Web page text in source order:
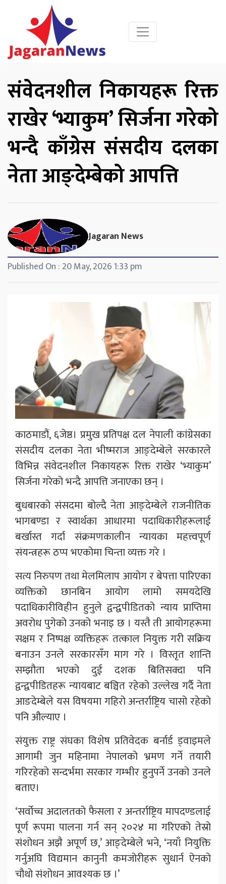
संवेदनशील निकायहरू रिक्त
राखेर ‘भ्याकुम’ सिर्जना गरेको
भन्दै काँग्रेस संसदीय दलका
नेता आङ्देम्बेको आपत्ति
Jagaran News
Published On : 20 May, 2026 1:33 pm
काठमाडौं, ६जेष्ठ। प्रमुख प्रतिपक्ष दल नेपाली कांग्रेसका
संसदीय दलका नेता भीष्मराज आङ्देम्बेले सरकारले
विभिन्न संवेदनशील निकायहरू रिक्त राखेर ‘भ्याकुम’
सिर्जना गरेको भन्दै आपत्ति जनाएका छन् ।
बुधबारको संसदमा बोल्दै नेता आङ्देम्बेले राजनीतिक
भागबण्डा र स्वार्थका आधारमा पदाधिकारीहरूलाई
बर्खास्त गर्दा संक्रमणकालीन न्यायका महत्त्वपूर्ण
संयन्त्रहरू ठप्प भएकोमा चिन्ता व्यक्त गरे ।
सत्य निरुपण तथा मेलमिलाप आयोग र बेपत्ता पारिएका
व्यक्तिको छानबिन आयोग लामो समयदेखि
पदाधिकारीविहीन हुनुले द्वन्द्वपीडितको न्याय प्राप्तिमा
अवरोध पुगेको उनको भनाइ छ । यस्तै ती आयोगहरूमा
सक्षम र निष्पक्ष व्यक्तिहरू तत्काल नियुक्त गरी सक्रिय
बनाउन उनले सरकारसँग माग गरे । विस्तृत शान्ति
सम्झौता भएको दुई दशक बितिसक्दा पनि
द्वन्द्वपीडितहरू न्यायबाट बञ्चित रहेको उल्लेख गर्दै नेता
आङदेम्बेले यस विषयमा गहिरो अन्तर्राष्ट्रिय चासो रहेको
पनि औल्याए ।
संयुक्त राष्ट्र संघका विशेष प्रतिवेदक बर्नार्ड ड्वाइमले
आगामी जुन महिनामा नेपालको भ्रमण गर्ने तयारी
गरिरहेको सन्दर्भमा सरकार गम्भीर हुनुपर्ने उनको उनले
बताए।
‘सर्वोच्च अदालतको फैसला र अन्तर्राष्ट्रिय मापदण्डलाई
पूर्ण रूपमा पालना गर्न सन् २०२४ मा गरिएको तेस्रो
संशोधन अझै अपूर्ण छ,’ आङ्देम्बेले भने, ‘नयाँ नियुक्ति
गर्नुअघि विद्यमान कानुनी कमजोरीहरू सुधार्न ऐनको
चौथो संशोधन आवश्यक छ ।’